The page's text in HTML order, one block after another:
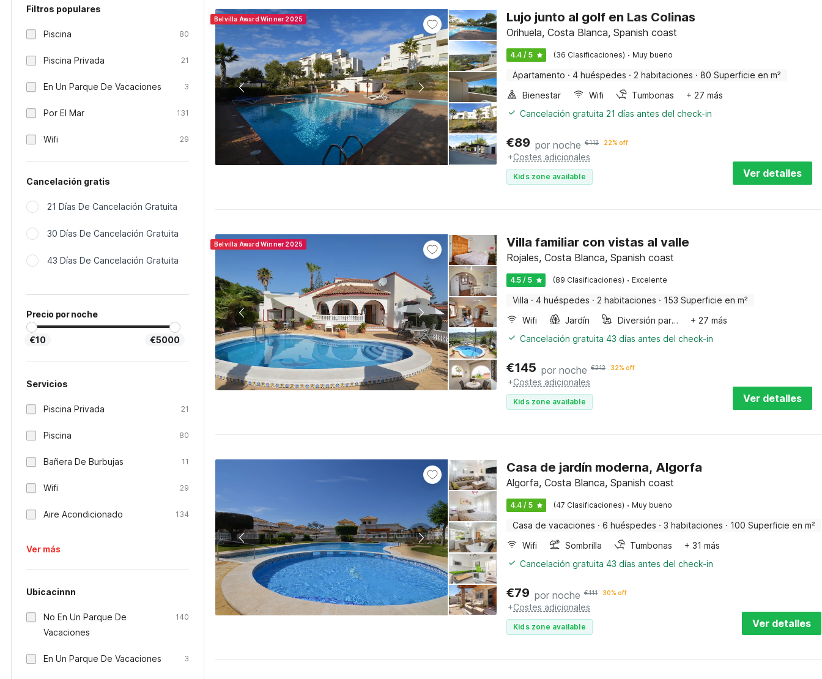
Filtros populares
Piscina 80
Piscina Privada 21
En Un Parque De Vacaciones 3
Por El Mar 131
Wifi 29
Cancelación gratis
21 Días De Cancelación Gratuita
30 Días De Cancelación Gratuita
43 Días De Cancelación Gratuita
Precio por noche
€10 €5000
Servicios
Piscina Privada 21
Piscina 80
Bañera De Burbujas 11
Wifi 29
Aire Acondicionado 134
Ver más
Ubicacinnn
No En Un Parque De
Vacaciones
140
En Un Parque De Vacaciones 3
Belvilla Award Winner 2025 Lujo junto al golf en Las Colinas
Orihuela, Costa Blanca, Spanish coast
4.4 / 5 (36 Clasificaciones) · Muy bueno
Apartamento · 4 huéspedes · 2 habitaciones · 80 Superficie en m²
Bienestar
Wifi Tumbonas
+ 27 más
Cancelación gratuita 21 días antes del check-in
€89 por noche €113 22% off
+Costes adicionales
Kids zone available Ver detalles
Belvilla Award Winner 2025 Villa familiar con vistas al valle
Rojales, Costa Blanca, Spanish coast
4.5 / 5 (89 Clasificaciones) · Excelente
Villa · 4 huéspedes · 2 habitaciones · 153 Superficie en m²
Wifi
Jardín Diversión para niños
+ 27 más
Cancelación gratuita 43 días antes del check-in
€145 por noche €212 32% off
+Costes adicionales
Kids zone available Ver detalles
Casa de jardín moderna, Algorfa
Algorfa, Costa Blanca, Spanish coast
4.4 / 5 (47 Clasificaciones) · Muy bueno
Casa de vacaciones · 6 huéspedes · 3 habitaciones · 100 Superficie en m²
Wifi
Sombrilla Tumbonas
+ 31 más
Cancelación gratuita 43 días antes del check-in
€79 por noche €111 30% off
+Costes adicionales
Kids zone available Ver detalles